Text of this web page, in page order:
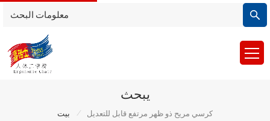
يبحث
بيت / كرسي مريح ذو ظهر مرتفع قابل للتعديل